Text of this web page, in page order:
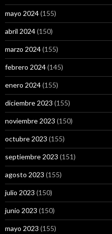
mayo 2024(155)
abril 2024(150)
marzo 2024(155)
febrero 2024(145)
enero 2024(155)
diciembre 2023 (155)
noviembre 2023 (150)
octubre 2023 (155)
septiembre 2023 (151)
agosto 2023 (155)
julio 2023 (150)
junio 2023 (150)
mayo 2023 (155)